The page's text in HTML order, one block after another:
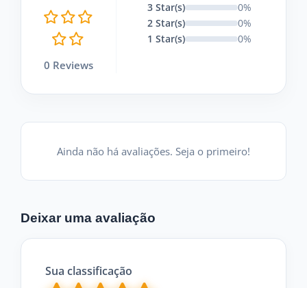
0 Reviews
3 Star(s)
0%
2 Star(s)
0%
1 Star(s)
0%
Ainda não há avaliações. Seja o primeiro!
Deixar uma avaliação
Sua classificação